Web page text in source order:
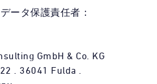
ータ保護責任者：
GmbH & Co. KG
. 36041 Fulda .